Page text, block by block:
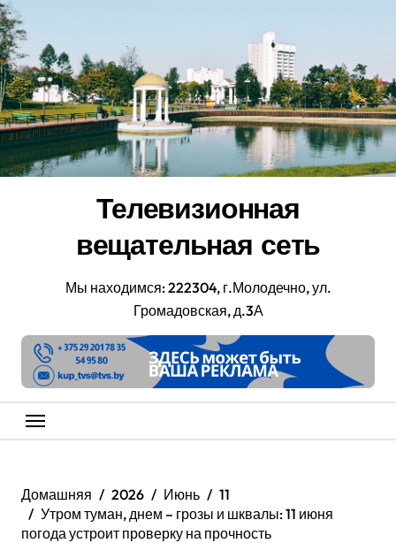
Перейти
к
содержанию
Телевизионная
вещательная сеть
Мы находимся: 222304, г.Молодечно, ул.
Громадовская, д.3А
Домашняя 2026 Июнь
11
Утром туман, днем – грозы и шквалы: 11 июня
погода устроит проверку на прочность